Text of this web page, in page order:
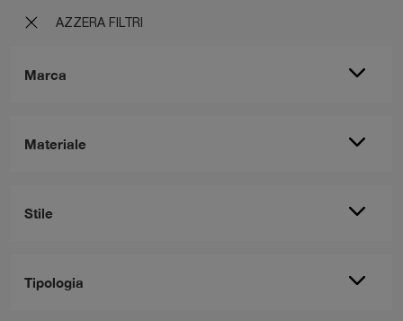
AZZERA FILTRI
Marca
Materiale
Stile
Tipologia